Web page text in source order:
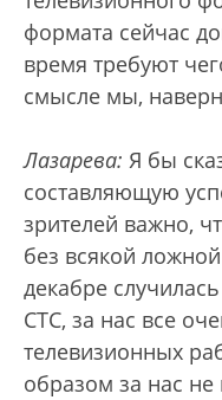
формата сейчас
время требуют
смысле мы,
Лазарева: Я бы
составляющую
зрителей важно,
без всякой
декабре
СТС, за нас все
телевизионных
образом за нас не